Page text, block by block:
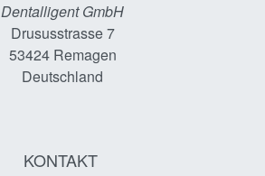
Dentalligent GmbH
Drususstrasse 7
53424Remagen
Deutschland
KONTAKT